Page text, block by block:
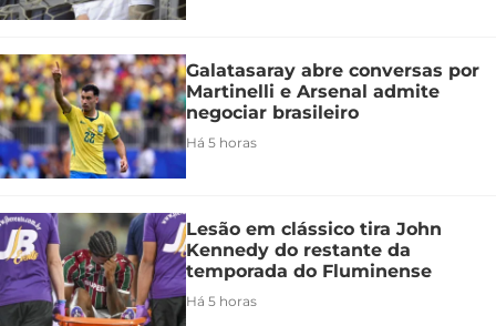
Galatasaray abre conversas por
Martinelli e Arsenal admite
negociar brasileiro
Há 5 horas
Lesão em clássico tira John
Kennedy do restante da
temporada do Fluminense
Há 5 horas